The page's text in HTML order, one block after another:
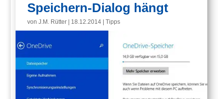
Speichern-Dialog hängt
vonJ.M. Rütter 18.12.2014 |Tipps